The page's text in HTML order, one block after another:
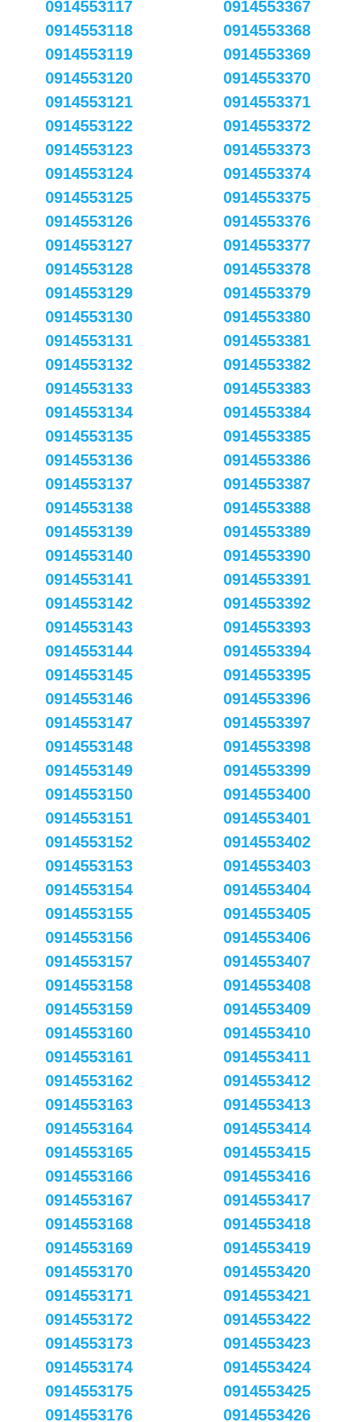
0914553117
0914553118
0914553119
0914553120
0914553121
0914553122
0914553123
0914553124
0914553125
0914553126
0914553127
0914553128
0914553129
0914553130
0914553131
0914553132
0914553133
0914553134
0914553135
0914553136
0914553137
0914553138
0914553139
0914553140
0914553141
0914553142
0914553143
0914553144
0914553145
0914553146
0914553147
0914553148
0914553149
0914553150
0914553151
0914553152
0914553153
0914553154
0914553155
0914553156
0914553157
0914553158
0914553159
0914553160
0914553161
0914553162
0914553163
0914553164
0914553165
0914553166
0914553167
0914553168
0914553169
0914553170
0914553171
0914553172
0914553173
0914553174
0914553175
0914553176
0914553367
0914553368
0914553369
0914553370
0914553371
0914553372
0914553373
0914553374
0914553375
0914553376
0914553377
0914553378
0914553379
0914553380
0914553381
0914553382
0914553383
0914553384
0914553385
0914553386
0914553387
0914553388
0914553389
0914553390
0914553391
0914553392
0914553393
0914553394
0914553395
0914553396
0914553397
0914553398
0914553399
0914553400
0914553401
0914553402
0914553403
0914553404
0914553405
0914553406
0914553407
0914553408
0914553409
0914553410
0914553411
0914553412
0914553413
0914553414
0914553415
0914553416
0914553417
0914553418
0914553419
0914553420
0914553421
0914553422
0914553423
0914553424
0914553425
0914553426